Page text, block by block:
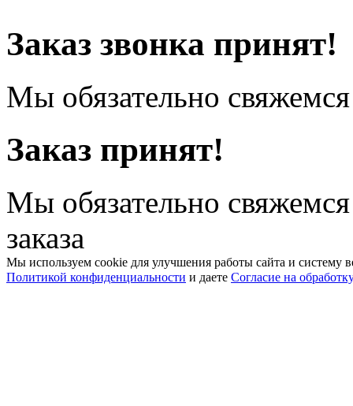
Заказ звонка принят!
Мы обязательно
Заказ принят!
Мы обязательно
заказа
Мы используем cookie для улучшения работы сайта и систему
Политикой конфиденциальности и даете Согласие на